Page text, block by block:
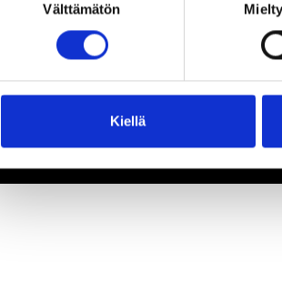
Välttämätön
Kiellä